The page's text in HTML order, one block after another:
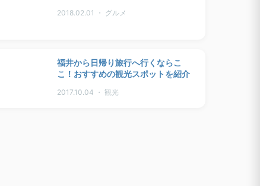
2018.02.01 ・ グルメ
福井から日帰り旅行へ行くならこ
こ！おすすめの観光スポットを紹介
2017.10.04 ・ 観光